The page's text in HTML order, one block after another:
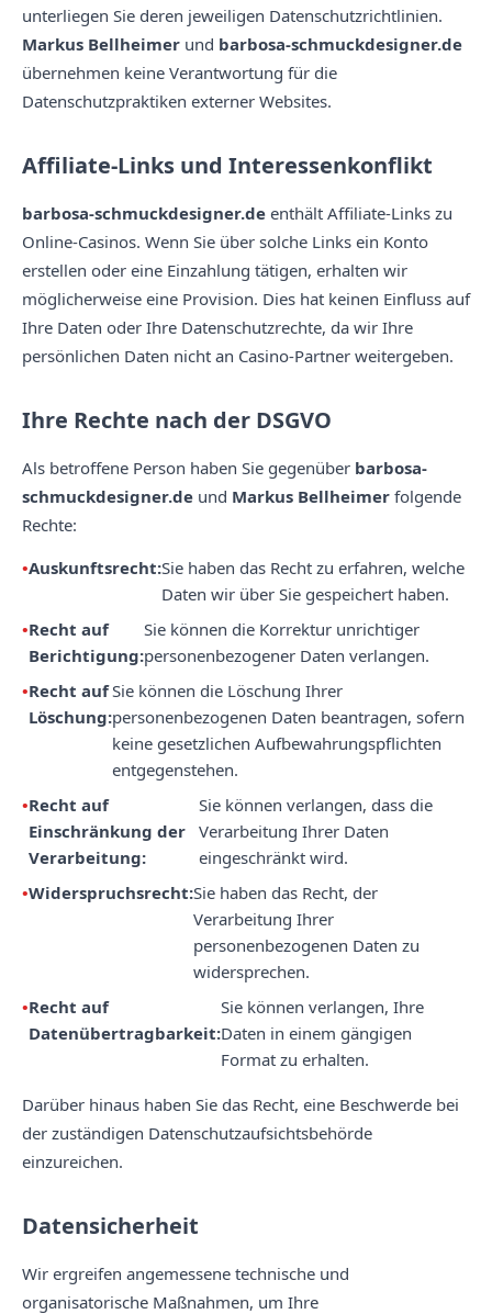
unterliegen Sie deren jeweiligen Datenschutzrichtlinien.
Markus Bellheimer und barbosa-schmuckdesigner.de
übernehmen keine Verantwortung für die
Datenschutzpraktiken externer Websites.
Affiliate-Links und Interessenkonflikt
barbosa-schmuckdesigner.de enthält Affiliate-Links zu
Online-Casinos. Wenn Sie über solche Links ein Konto
erstellen oder eine Einzahlung tätigen, erhalten wir
möglicherweise eine Provision. Dies hat keinen Einfluss auf
Ihre Daten oder Ihre Datenschutzrechte, da wir Ihre
persönlichen Daten nicht an Casino-Partner weitergeben.
Ihre Rechte nach der DSGVO
Als betroffene Person haben Sie gegenüber barbosa-
schmuckdesigner.de und Markus Bellheimer folgende
Rechte:
Auskunftsrecht:Sie haben das Recht zu erfahren, welche
Daten wir über Sie gespeichert haben.
Recht auf
Berichtigung:
Sie können die Korrektur unrichtiger
personenbezogener Daten verlangen.
Recht auf
Löschung:
Sie können die Löschung Ihrer
personenbezogenen Daten beantragen, sofern
keine gesetzlichen Aufbewahrungspflichten
entgegenstehen.
Recht auf
Einschränkung der
Verarbeitung:
Sie können verlangen, dass die
Verarbeitung Ihrer Daten
eingeschränkt wird.
Widerspruchsrecht:Sie haben das Recht, der
Verarbeitung Ihrer
personenbezogenen Daten zu
widersprechen.
Recht auf
Datenübertragbarkeit:
Sie können verlangen, Ihre
Daten in einem gängigen
Format zu erhalten.
Darüber hinaus haben Sie das Recht, eine Beschwerde bei
der zuständigen Datenschutzaufsichtsbehörde
einzureichen.
Datensicherheit
Wir ergreifen angemessene technische und
organisatorische Maßnahmen, um Ihre